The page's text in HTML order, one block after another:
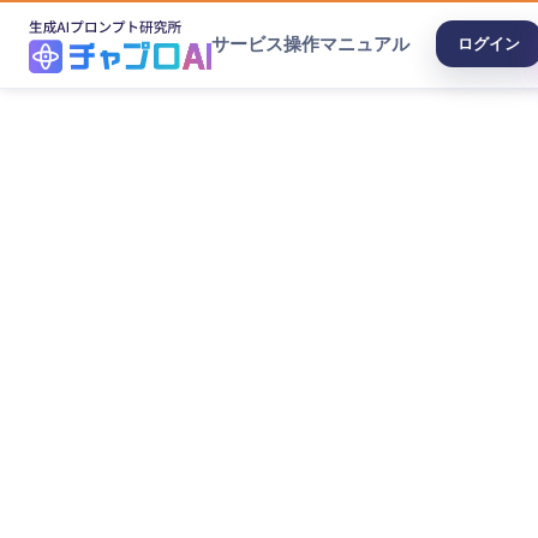
サービス操作マニュアル ログイン